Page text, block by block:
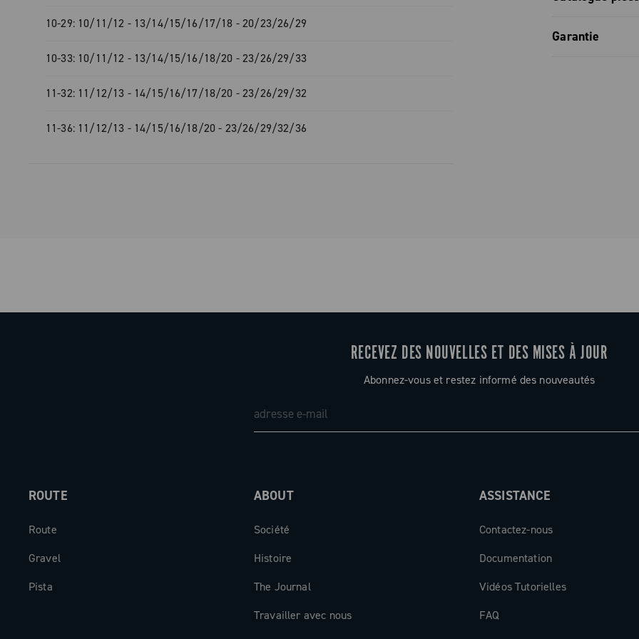
23/26/29/32
11-36: 11/12/13 - 14/15/16/18/20 -
23/26/29/32/36
10-29: 10/11/12 - 13/14/15/16/17/18 - 20/23/26/29
10-33: 10/11/12 - 13/14/15/16/18/20 - 23/26/29/33
11-32: 11/12/13 - 14/15/16/17/18/20 - 23/26/29/32
11-36: 11/12/13 - 14/15/16/18/20 - 23/26/29/32/36
Catalogue
Garantie
RECEVEZ DES NOUVELLES ET DES MISES À JOUR
Abonnez-vous et restez informé des nouveautés
ROUTE
Route
Gravel
Pista
ABOUT
Société
Histoire
The Journal
Travailler avec nous
ASSISTANCE
Contactez-nous
Documentation
Vidéos Tutorielles
FAQ